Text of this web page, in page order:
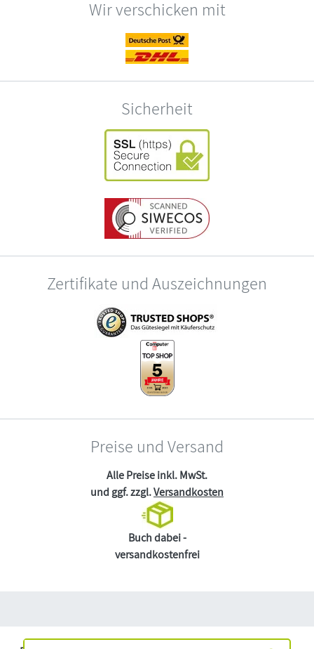
Wir verschicken mit
Sicherheit
Zertifikate und Auszeichnungen
Preise und Versand
Alle Preise inkl. MwSt.
und ggf. zzgl.Versandkosten
Buch dabei -
versandkostenfrei